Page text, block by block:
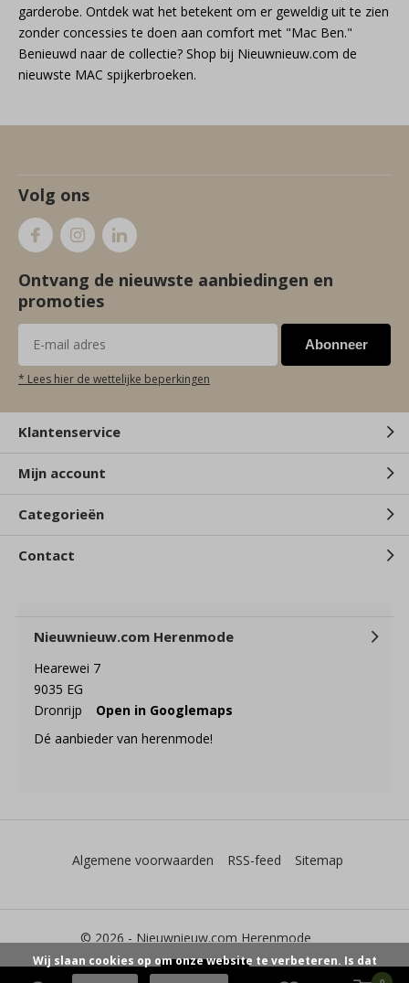
garderobe. Ontdek wat het betekent om er geweldig uit te zien
zonder concessies te doen aan comfort met "Mac Ben."
Benieuwd naar de collectie? Shop bij Nieuwnieuw.com de
nieuwste MAC spijkerbroeken.
Volg ons
Ontvang de nieuwste aanbiedingen en
promoties
Abonneer
* Lees hier de wettelijke beperkingen
Klantenservice
Mijn account
Categorieën
Contact
Nieuwnieuw.com Herenmode
Hearewei 7
9035 EG
Dronrijp
Open in Googlemaps
Dé aanbieder van herenmode!
© 2026 - Nieuwnieuw.com Herenmode
Algemene voorwaarden RSS-feed Sitemap
Wij slaan cookies op om onze website te verbeteren. Is dat